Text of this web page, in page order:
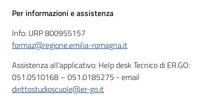
Per informazioni e assistenza
Info: URP 800955157
formaz@regione.emilia-romagna.it
Assistenza all’applicativo: Help desk Tecnico di ER.GO:
051.0510168 – 051.0185275 - email
dirittostudioscuole@er-go.it